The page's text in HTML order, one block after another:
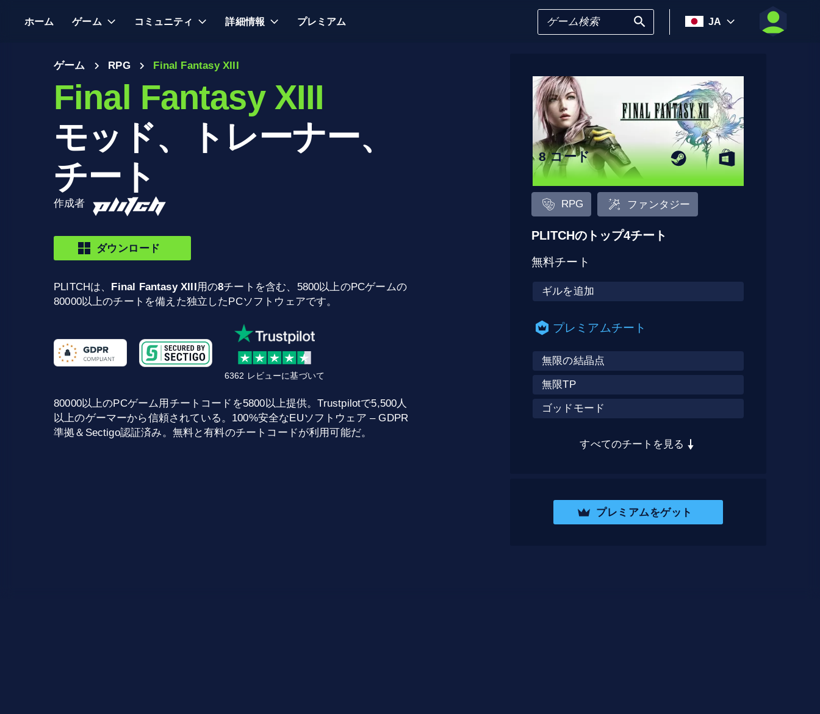
ホーム ゲーム コミュニティ 詳細情報 プレミアム JA
ゲーム RPG Final Fantasy XIII
Final Fantasy XIII
モッド、トレーナー、
チート
作成者
ダウンロード
PLITCHは、 Final Fantasy XIII用の8チートを含む、5800以上のPCゲームの
80000以上のチートを備えた独立したPCソフトウェアです。
6362 レビューに基づいて
80000以上のPCゲーム用チートコードを5800以上提供。Trustpilotで5,500人
以上のゲーマーから信頼されている。100%安全なEUソフトウェア – GDPR
準拠＆Sectigo認証済み。無料と有料のチートコードが利用可能だ。
8 コード
RPG ファンタジー
PLITCHのトップ4チート
無料チート
ギルを追加
プレミアムチート
無限の結晶点
無限TP
ゴッドモード
すべてのチートを見る
プレミアムをゲット